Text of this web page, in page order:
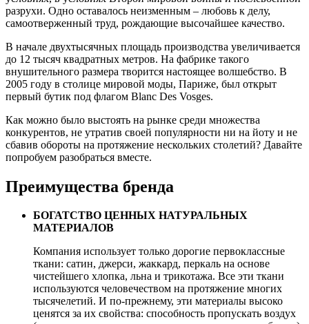
разрухи. Одно оставалось неизменным – любовь к делу,
самоотверженный труд, рождающие высочайшее качество.
В начале двухтысячных площадь производства увеличивается
до 12 тысяч квадратных метров. На фабрике такого
внушительного размера творится настоящее волшебство. В
2005 году в столице мировой моды, Париже, был открыт
первый бутик под флагом Blanc Des Vosges.
Как можно было выстоять на рынке среди множества
конкурентов, не утратив своей популярности ни на йоту и не
сбавив обороты на протяжение нескольких столетий? Давайте
попробуем разобраться вместе.
Преимущества бренда
БОГАТСТВО ЦЕННЫХ НАТУРАЛЬНЫХ
МАТЕРИАЛОВ
Компания использует только дорогие первоклассные
ткани: сатин, джерси, жаккард, перкаль на основе
чистейшего хлопка, льна и трикотажа. Все эти ткани
используются человечеством на протяжение многих
тысячелетий. И по-прежнему, эти материалы высоко
ценятся за их свойства: способность пропускать воздух